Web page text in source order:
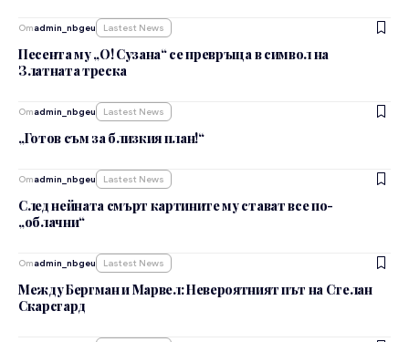
Отadmin_nbgeu Lastest News
Песента му „О! Сузана“ се превръща в символ на
Златната треска
Отadmin_nbgeu Lastest News
„Готов съм за близкия план!“
Отadmin_nbgeu Lastest News
След нейната смърт картините му стават все по-
„облачни“
Отadmin_nbgeu Lastest News
Между Бергман и Марвел: Невероятният път на Стелан
Скарсгард